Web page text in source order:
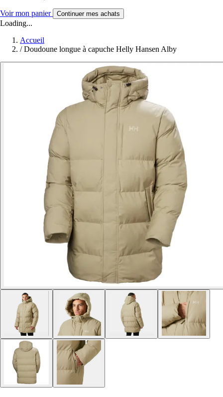
Voir mon panier Continuer mes achats
Loading...
Accueil
/ Doudoune longue à capuche Helly Hansen Alby